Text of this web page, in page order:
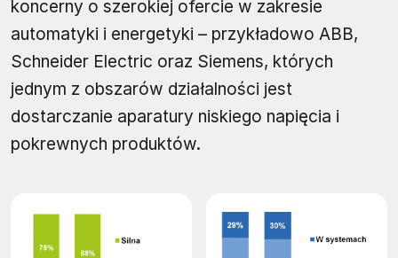
koncerny o szerokiej ofercie w zakresie
automatyki i energetyki – przykładowo ABB,
Schneider Electric oraz Siemens, których
jednym z obszarów działalności jest
dostarczanie aparatury niskiego napięcia i
pokrewnych produktów.